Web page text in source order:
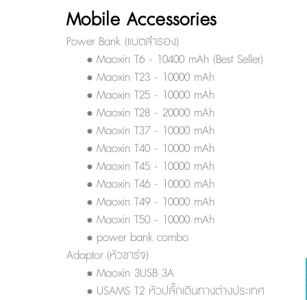
Mobile Accessories
Power Bank (แบตสำรอง)
• Maoxin T6 - 10400 mAh (Best Seller)
• Maoxin T23 - 10000 mAh
• Maoxin T25 - 10000 mAh
• Maoxin T28 - 20000 mAh
• Maoxin T37 - 10000 mAh
• Maoxin T40 - 10000 mAh
• Maoxin T45 - 10000 mAh
• Maoxin T46 - 10000 mAh
• Maoxin T49 - 10000 mAh
• Maoxin T50 - 10000 mAh
• power bank combo
Adaptor (หัวชาร์จ)
• Maoxin 3USB 3A
• USAMS T2 หัวปลั๊กเดินทางต่างประเทศ